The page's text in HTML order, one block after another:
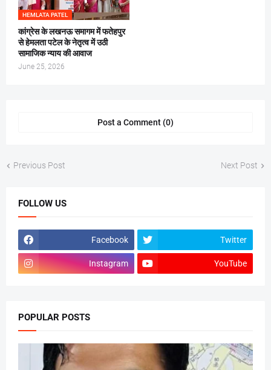
HEMLATA PATEL
कांग्रेस के लखनऊ समागम में फतेहपुर
से हेमलता पटेल के नेतृत्व में उठी
सामाजिक न्याय की आवाज
June 25, 2026
Post a Comment (0)
Previous Post Next Post
FOLLOW US
Facebook Twitter
Instagram YouTube
POPULAR POSTS